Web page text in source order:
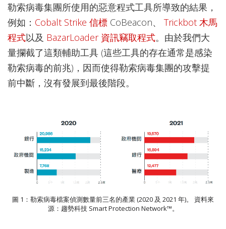
勒索病毒集團所使用的惡意程式工具所導致的結果，
例如： Cobalt Strike 信標 CoBeacon、 Trickbot 木馬
程式以及 BazarLoader 資訊竊取程式。由於我們大
量攔截了這類輔助工具 (這些工具的存在通常是感染
勒索病毒的前兆)，因而使得勒索病毒集團的攻擊提
前中斷，沒有發展到最後階段。
圖 1：勒索病毒檔案偵測數量前三名的產業 (2020 及 2021 年)。 資料來
源：趨勢科技 Smart Protection Network™。